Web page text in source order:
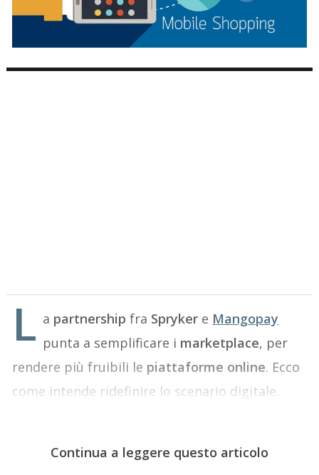
L a partnership fra Spryker e Mangopay
punta a semplificare i marketplace, per
rendere più fruibili le piattaforme online. Ecco
come intende ridefinire lo scenario digitale.
Continua a leggere questo articolo